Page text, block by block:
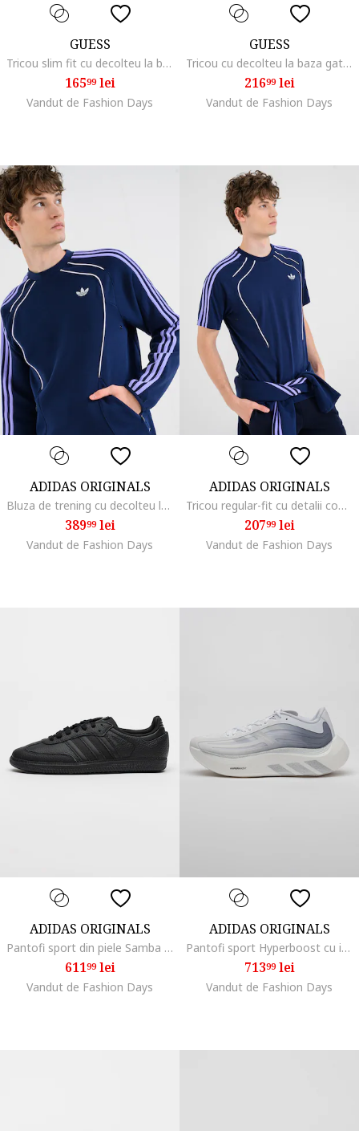
GUESS
Tricou slim fit cu decolteu la baza gatului, Albastru ultramarin
16599lei
Vandut de Fashion Days
GUESS
Tricou cu decolteu la baza gatului si imprimeu logo, Negru/Portocaliu
21699lei
Vandut de Fashion Days
ADIDAS ORIGINALS
Bluza de trening cu decolteu la baza gatului si buzunare cu fermoar Spacer, Albastru oceanic/Lila
38999lei
Vandut de Fashion Days
ADIDAS ORIGINALS
Tricou regular-fit cu detalii contrastante Spacer, Albastru oceanic/Lila
20799lei
Vandut de Fashion Days
ADIDAS ORIGINALS
Pantofi sport din piele Samba Og cu garnituri din material textil, Negru
61199lei
Vandut de Fashion Days
ADIDAS ORIGINALS
Pantofi sport Hyperboost cu imprimeu logo, Alb/Verde
71399lei
Vandut de Fashion Days